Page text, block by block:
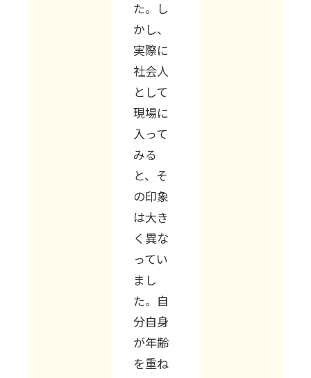
た。し
かし、
実際に
社会人
として
現場に
入って
みる
と、そ
の印象
は大き
く異な
ってい
まし
た。自
分自身
が年齢
を重ね